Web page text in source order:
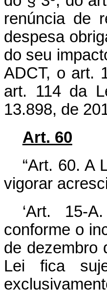
renúncia de
despesa
do seu
ADCT, o art.
art. 114 da
13.898, de
Art. 60
“Art. 60. A
vigorar
‘Art. 15-
conforme o
de dezembro
Lei fica